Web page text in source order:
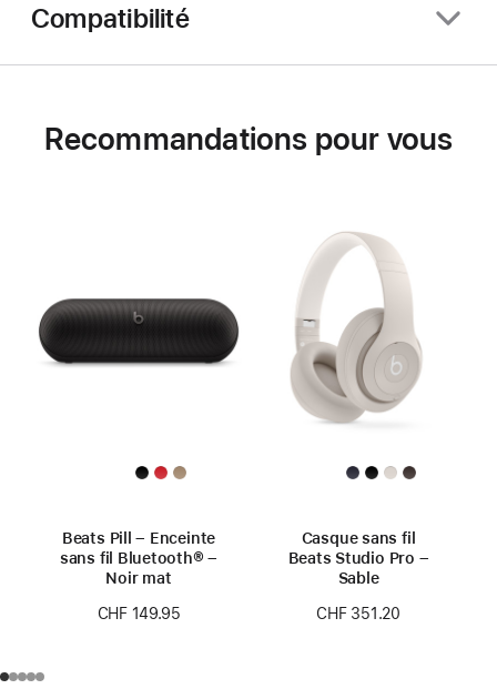
Compatibilité
Recommandations pour vous
Beats Pill – Enceinte
sans fil Bluetooth® –
Noir mat
CHF 149.95
Casque sans fil
Beats Studio Pro –
Sable
CHF 351.20